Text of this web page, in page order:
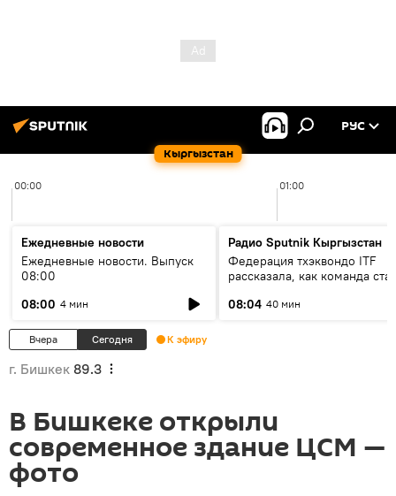
Кыргызстан
РУС
00:00 01:00
Ежедневные новости
Ежедневные новости. Выпуск
08:00
08:00 4 мин
Радио Sputnik Кыргызстан
Федерация тхэквондо ITF
рассказала, как команда
08:04 40 мин
Вчера Сегодня К эфиру
г. Бишкек 89.3
В Бишкеке открыли
современное здание ЦСМ —
фото